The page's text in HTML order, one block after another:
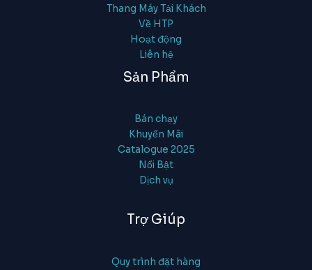
Thang Máy Tải Khách
Về HTP
Hoạt động
Liên hệ
Sản Phẩm
Bán chạy
Khuyến Mãi
Catalogue 2025
Nổi Bật
Dịch vụ
Trợ Giúp
Quy trình đặt hàng